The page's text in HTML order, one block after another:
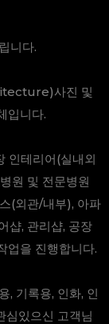
니다.
사진 및
입니다.
인테리어(실내외
원 및 전문병원
(외관/내부), 아파
샵, 관리샵, 공장
업을 진행합니다.
, 기록용, 인화, 인
심있으신 고객님